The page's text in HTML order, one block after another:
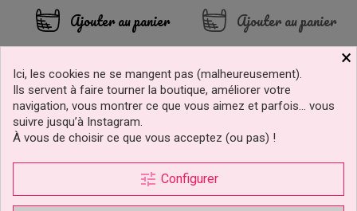
Ajouter au panier Ajouter au panier
×
Ici, les cookies ne se mangent pas (malheureusement).
Ils servent à faire tourner la boutique, améliorer votre
navigation, vous montrer ce que vous aimez et parfois… vous
suivre jusqu’à Instagram.
À vous de choisir ce que vous acceptez (ou pas) !
tune Configurer